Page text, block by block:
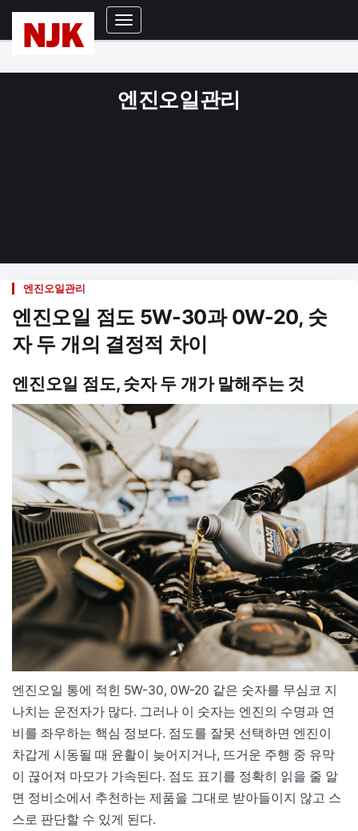
Toggle
엔진오일관리
엔진오일관리
엔진오일 점도 5W-30과 0W-20, 숫
자 두 개의 결정적 차이
엔진오일 점도, 숫자 두 개가 말해주는 것
엔진오일 통에 적힌 5W-30, 0W-20 같은 숫자를 무심코 지
나치는 운전자가 많다. 그러나 이 숫자는 엔진의 수명과 연
비를 좌우하는 핵심 정보다. 점도를 잘못 선택하면 엔진이
차갑게 시동될 때 윤활이 늦어지거나, 뜨거운 주행 중 유막
이 끊어져 마모가 가속된다. 점도 표기를 정확히 읽을 줄 알
면 정비소에서 추천하는 제품을 그대로 받아들이지 않고 스
스로 판단할 수 있게 된다.